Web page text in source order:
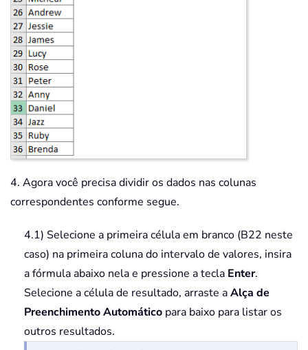
4. Agora você precisa dividir os dados nas colunas
correspondentes conforme segue.
4.1) Selecione a primeira célula em branco (B22 neste
caso) na primeira coluna do intervalo de valores, insira
a fórmula abaixo nela e pressione a tecla Enter.
Selecione a célula de resultado, arraste aAlça de
Preenchimento Automático para baixo para listar os
outros resultados.